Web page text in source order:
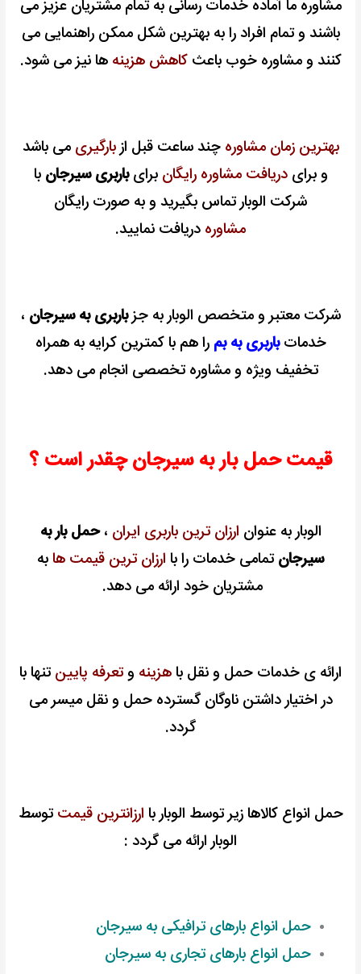
مشاوره ما آماده خدمات رسانی به تمام مشتریان عزیز می
باشند و تمام افراد را به بهترین شکل ممکن راهنمایی می
کنند و مشاوره خوب باعثکاهش هزینه ها نیز می شود.
بهترین زمان مشاوره چند ساعت قبل ازبارگیری می باشد
و برایدریافت مشاوره رایگان برایباربری سیرجان با
شرکت الوبار تماس بگیرید و به صورت رایگان
مشاوره دریافت نمایید.
شرکت معتبر و متخصص الوبار به جزباربری به سیرجان ،
خدماتباربری به بم را هم با کمترین کرایه به همراه
تخفیف ویژه و مشاوره تخصصی انجام می دهد.
قیمت حمل بار به سیرجان چقدر است ؟
الوبار به عنوان ارزان ترین باربری ایران ،حمل بار به
سیرجانتمامی خدمات را با ارزان ترین قیمت هابه
مشتریان خود ارائه می دهد.
ارائه ی خدمات حمل و نقل باهزینه وتعرفه پایینتنها با
در اختیار داشتن ناوگان گسترده حمل و نقل میسر می
گردد.
حمل انواع کالاها زیر توسط الوبار با ارزانترین قیمتتوسط
الوبار ارائه می گردد :
حمل انواع بارهای ترافیکی به سیرجان
حمل انواع بارهای تجاری به سیرجان